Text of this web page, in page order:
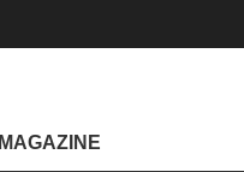
MAGAZINE